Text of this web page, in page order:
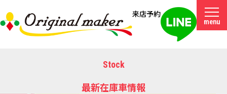
来店予約
menu
最新在庫車情報
Stock